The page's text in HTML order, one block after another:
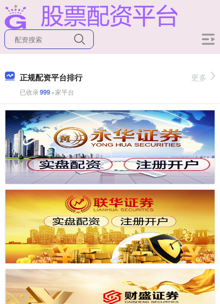
正规配资平台排行
已收录999+家平台
更多